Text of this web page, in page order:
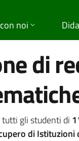
noi
di
gli studenti di
di Istituzioni